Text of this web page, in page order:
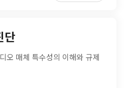
단
오 매체 특수성의 이해와 규제